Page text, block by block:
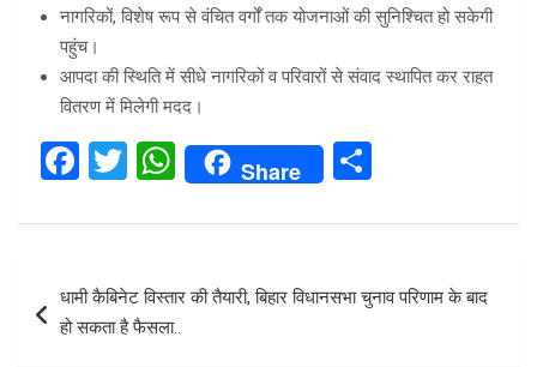
नागरिकों, विशेष रूप से वंचित वर्गों तक योजनाओं की सुनिश्चित हो सकेगी
पहुंच।
आपदा की स्थिति में सीधे नागरिकों व परिवारों से संवाद स्थापित कर राहत
वितरण में मिलेगी मदद।
F
ce
b
o
T
tt
er
W
h
at
A
Share
ar
navigation
धामी कैबिनेट विस्तार की तैयारी, बिहार विधानसभा चुनाव परिणाम के बाद
हो सकता है फैसला..